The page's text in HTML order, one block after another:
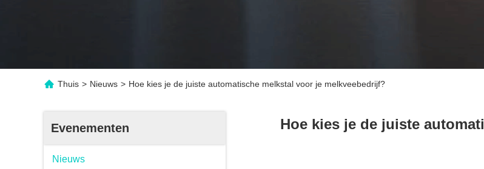
Thuis > Nieuws > Hoe kies je de juiste automatische melkstal voor je melkveebedrijf?
Evenementen
Nieuws
Hoe kies je de juiste